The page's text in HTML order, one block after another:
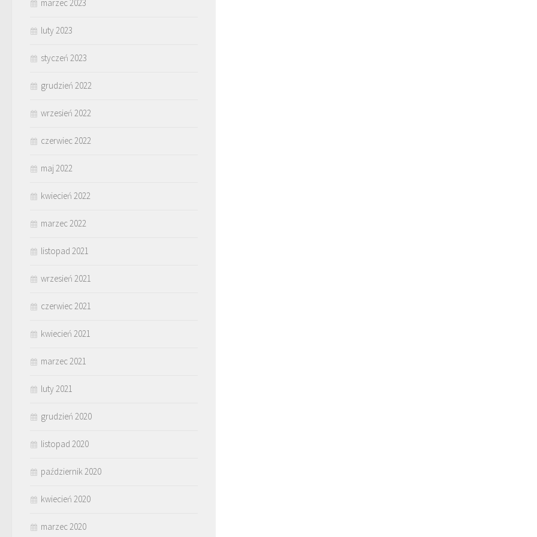
marzec 2023
luty 2023
styczeń 2023
grudzień 2022
wrzesień 2022
czerwiec 2022
maj 2022
kwiecień 2022
marzec 2022
listopad 2021
wrzesień 2021
czerwiec 2021
kwiecień 2021
marzec 2021
luty 2021
grudzień 2020
listopad 2020
październik 2020
kwiecień 2020
marzec 2020